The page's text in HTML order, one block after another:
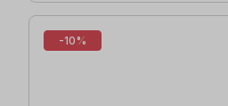
-10%